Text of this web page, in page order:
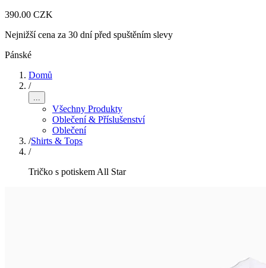
390.00 CZK
Nejnižší cena za 30 dní před spuštěním slevy
Pánské
Domů
/
...
Všechny Produkty
Oblečení & Příslušenství
Oblečení
/Shirts & Tops
/
Tričko s potiskem All Star